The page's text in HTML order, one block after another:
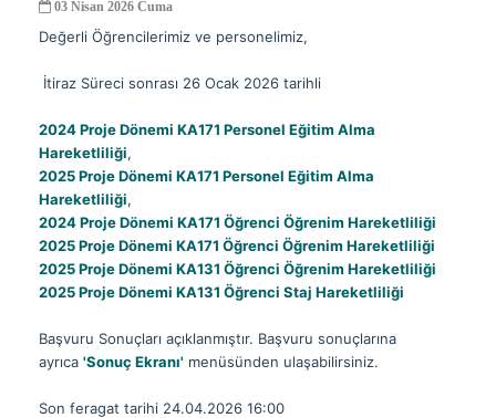
03 Nisan 2026 Cuma
Değerli Öğrencilerimiz ve personelimiz,
İtiraz Süreci sonrası 26 Ocak 2026 tarihli
2024 Proje Dönemi KA171 Personel Eğitim Alma
Hareketliliği,
2025 Proje Dönemi KA171 Personel Eğitim Alma
Hareketliliği,
2024 Proje Dönemi KA171 Öğrenci Öğrenim Hareketliliği
2025 Proje Dönemi KA171 Öğrenci Öğrenim Hareketliliği
2025 Proje Dönemi KA131 Öğrenci Öğrenim Hareketliliği
2025 Proje Dönemi KA131 Öğrenci Staj Hareketliliği
Başvuru Sonuçları açıklanmıştır. Başvuru sonuçlarına
ayrıca 'Sonuç Ekranı' menüsünden ulaşabilirsiniz.
Son feragat tarihi 24.04.2026 16:00